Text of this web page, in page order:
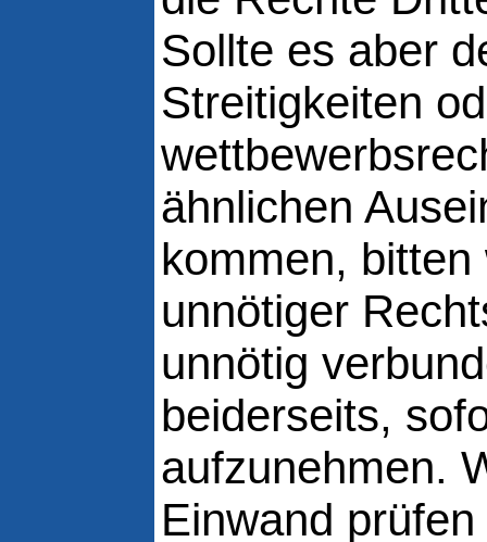
Sollte es aber
Streitigkeiten
ähnlichen
kommen,
unnötiger
unnötig
beiderseits,
aufzunehmen.
Einwand